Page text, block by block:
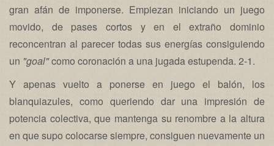
gran afán de imponerse. Empiezan iniciando un juego
movido, de pases cortos y en el extraño dominio
reconcentran al parecer todas sus energías consiguiendo
un "goal"como coronación a una jugada estupenda. 2-1.
Y apenas vuelto a ponerse en juego el balón, los
blanquiazules, como queriendo dar una impresión de
potencia colectiva, que mantenga su renombre a la altura
en que supo colocarse siempre, consiguen nuevamente un